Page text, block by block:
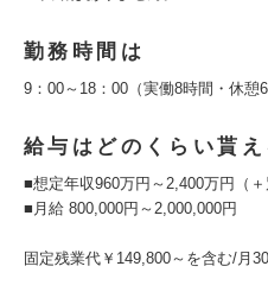
勤務時間は
9：00～18：00（実働8時間・休憩
給与はどのくらい貰え
■想定年収960万円～2,400万円（＋
■月給 800,000円～2,000,000円
固定残業代￥149,800～を含む/月